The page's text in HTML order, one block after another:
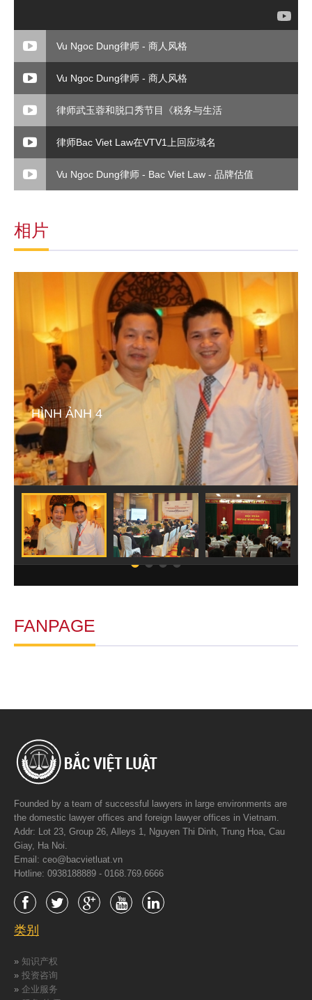
Vu Ngoc Dung律师 - 商人风格
Vu Ngoc Dung律师 - 商人风格
律师武玉蓉和脱口秀节目《税务与生活
律师Bac Viet Law在VTV1上回应域名
Vu Ngoc Dung律师 - Bac Viet Law - 品牌估值
相片
HÌNH ẢNH 4
FANPAGE
Founded by a team of successful lawyers in large environments are
the domestic lawyer offices and foreign lawyer offices in Vietnam.
Addr: Lot 23, Group 26, Alleys 1, Nguyen Thi Dinh, Trung Hoa, Cau
Giay, Ha Noi.
Email: ceo@bacvietluat.vn
Hotline: 0938188889 - 0168.769.6666
类别
» 知识产权
» 投资咨询
» 企业服务